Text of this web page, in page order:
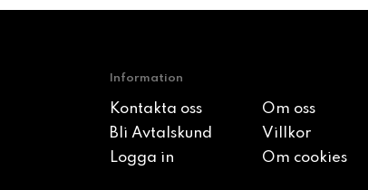
Information
Kontakta oss
Om oss
Bli Avtalskund
Villkor
Logga in
Om cookies